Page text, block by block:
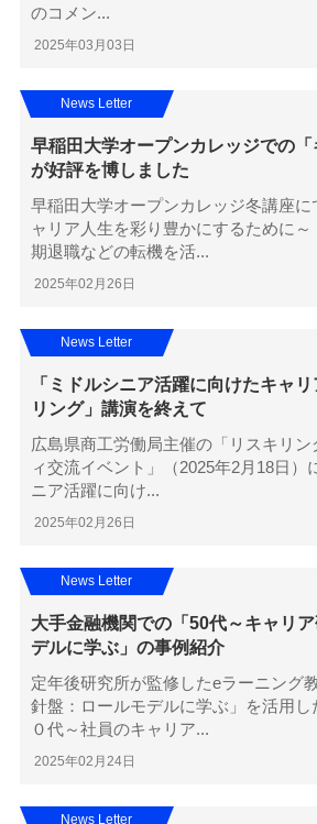
のコメン...
2025年03月03日
早稲田大学オープンカレッジでの「
が好評を博しました
早稲田大学オープンカレッジ冬講座に
ャリア人生を彩り豊かにするために
期退職などの転機を活...
2025年02月26日
News Letter
「ミドルシニア活躍に向けたキャ
リング」講演を終えて
広島県商工労働局主催の「リスキリ
ィ交流イベント」（2025年2月18日）
ニア活躍に向け...
2025年02月26日
News Letter
大手金融機関での「50代～キャリ
デルに学ぶ」の事例紹介
定年後研究所が監修したeラーニング
針盤：ロールモデルに学ぶ」を活用し
０代～社員のキャリア...
2025年02月24日
News Letter
News Letter